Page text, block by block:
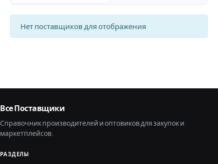
Нет поставщиков для отображения
Все Поставщики
Справочник производителей и оптовиков для закупок и
маркетплейсов.
РАЗДЕЛЫ